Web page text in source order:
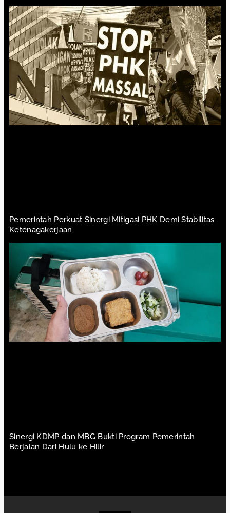
Pemerintah Perkuat Sinergi Mitigasi PHK Demi Stabilitas
Ketenagakerjaan
Sinergi KDMP dan MBG Bukti Program Pemerintah
Berjalan Dari Hulu ke Hilir